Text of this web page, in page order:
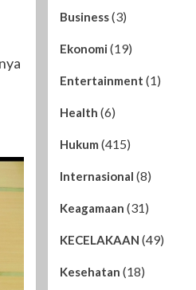
Business(3)
Ekonomi (19)
Entertainment (1)
Health (6)
Hukum (415)
Internasional (8)
Keagamaan (31)
KECELAKAAN (49)
Kesehatan (18)